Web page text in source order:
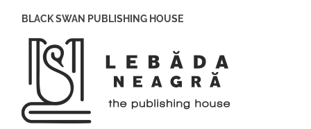
BLACK SWAN PUBLISHING HOUSE